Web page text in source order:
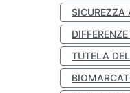
SICUREZZA
TUTELA